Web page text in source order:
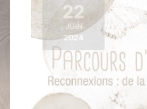
22
JUIN
2024